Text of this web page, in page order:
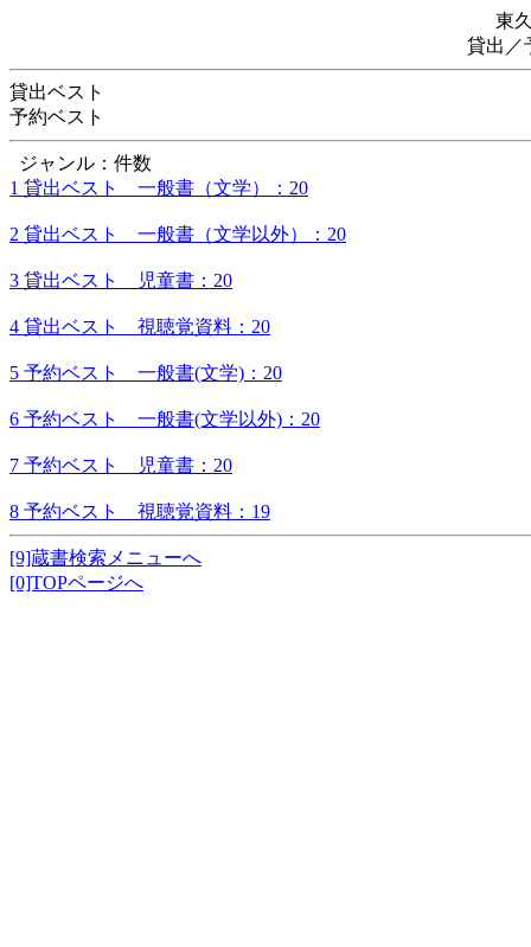
東
貸出／
貸出ベスト
予約ベスト
ジャンル：件数
1 貸出ベスト 一般書（文学）：20
2 貸出ベスト 一般書（文学以外）：20
3 貸出ベスト 児童書：20
4 貸出ベスト 視聴覚資料：20
5 予約ベスト 一般書(文学)：20
6 予約ベスト 一般書(文学以外)：20
7 予約ベスト 児童書：20
8 予約ベスト 視聴覚資料：19
[9]蔵書検索メニューへ
[0]TOPページへ